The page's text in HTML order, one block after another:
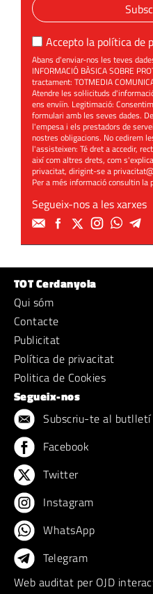
Accepto la política de
Abans d'enviar-nos les teves
INFORMACIÓ BÀSICA SOBRE
tractament: TOTMEDIA
Atendre les sol·licituds
ens enviïn. Legitimació:
formulari amb les seves dades.
l'empesa i els prestadors de
nostres obligacions. No cedirem
l'assisteixen: Té dret a accedir,
així com altres drets, com
privacitat, dirigint-se a
Per a més informació consultin la
Segueix-nos a les xarxes
TOT Cerdanyola
Qui sóm
Contacte
Publicitat
Política de privacitat
Politica de Cookies
Segueix-nos
Subscriu-te al butlletí
Facebook
Twitter
Instagram
WhatsApp
Telegram
Web auditat per OJD